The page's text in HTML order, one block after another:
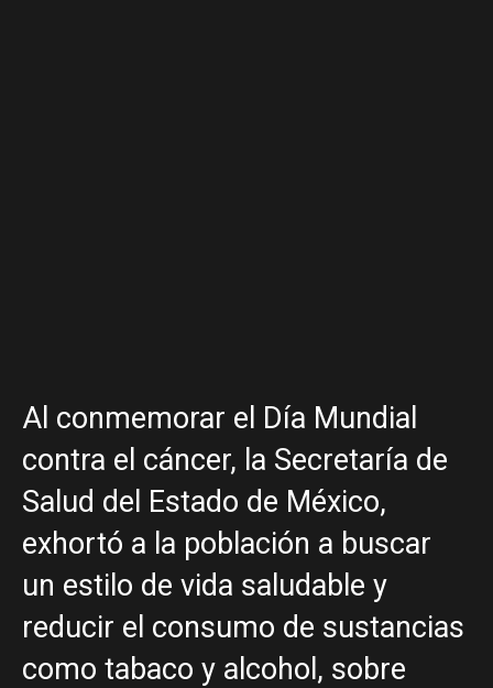
Al conmemorar el Día Mundial
contra el cáncer, la Secretaría de
Salud del Estado de México,
exhortó a la población a buscar
un estilo de vida saludable y
reducir el consumo de sustancias
como tabaco y alcohol, sobre